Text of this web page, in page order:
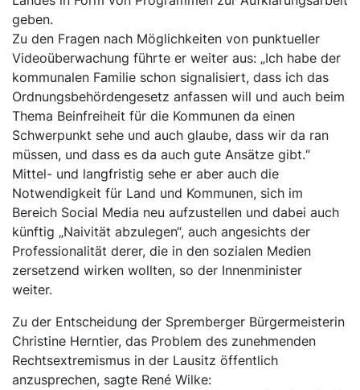
geben.
Zu den Fragen nach Möglichkeiten von punktueller
Videoüberwachung führte er weiter aus: „Ich habe der
kommunalen Familie schon signalisiert, dass ich das
Ordnungsbehördengesetz anfassen will und auch beim
Thema Beinfreiheit für die Kommunen da einen
Schwerpunkt sehe und auch glaube, dass wir da ran
müssen, und dass es da auch gute Ansätze gibt.“
Mittel- und langfristig sehe er aber auch die
Notwendigkeit für Land und Kommunen, sich im
Bereich Social Media neu aufzustellen und dabei auch
künftig „Naivität abzulegen“, auch angesichts der
Professionalität derer, die in den sozialen Medien
zersetzend wirken wollten, so der Innenminister
weiter.
Zu der Entscheidung der Spremberger Bürgermeisterin
Christine Herntier, das Problem des zunehmenden
Rechtsextremismus in der Lausitz öffentlich
anzusprechen, sagte René Wilke: